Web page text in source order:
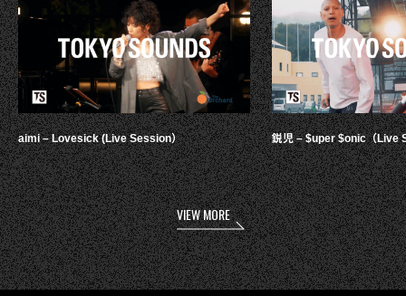
aimi – Lovesick (Live Session） 鋭児 – $uper $onic（Live
VIEW MORE